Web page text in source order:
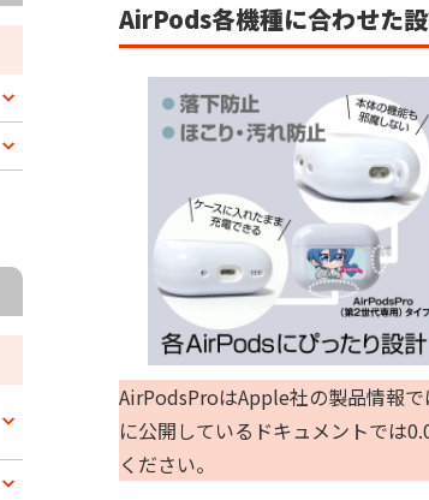
AirPods各機種に合わせた
AirPodsProはApple社の製品情報
に公開しているドキュメントでは
ください。